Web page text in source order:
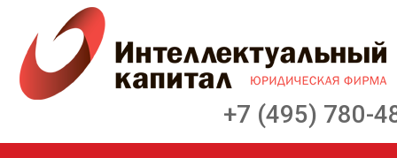
+7 (495) 780-